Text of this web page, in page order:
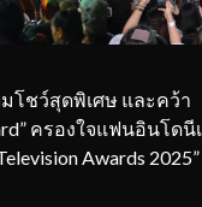
โชว์สุดพิเศษ และคว้า
ครองใจแฟนอินโดนี
Awards 2025”